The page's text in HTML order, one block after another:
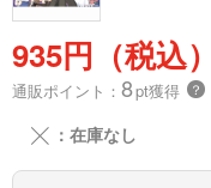
935円（税込）
通販ポイント： 8pt獲得 ？
╳ ：在庫なし